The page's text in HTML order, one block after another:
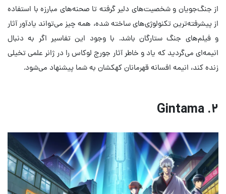
از جنگ‌جویان و شخصیت‌های دلیر گرفته تا صحنه‌های مبارزه با استفاده
از پیشرفته‌ترین تکنولوژی‌های ساخته شده، همه چیز می‌تواند یادآور آثار
و فیلم‌های جنگ ستارگان باشد. با وجود این تفاسیر اگر به دنبال
انیمه‌ای می‌گردید که یاد و خاطر آثار جورج لوکاس را در ژانر علمی تخیلی
زنده کند، انیمه افسانه قهرمانان کهکشان به شما پیشنهاد می‌شود.
۲. Gintama